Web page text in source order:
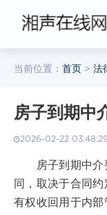
当前位置： 首页 > 法
房子到期中
2026-02-22 03:48:29
房子到期中介要
同，取决于合同
有权收回用于内